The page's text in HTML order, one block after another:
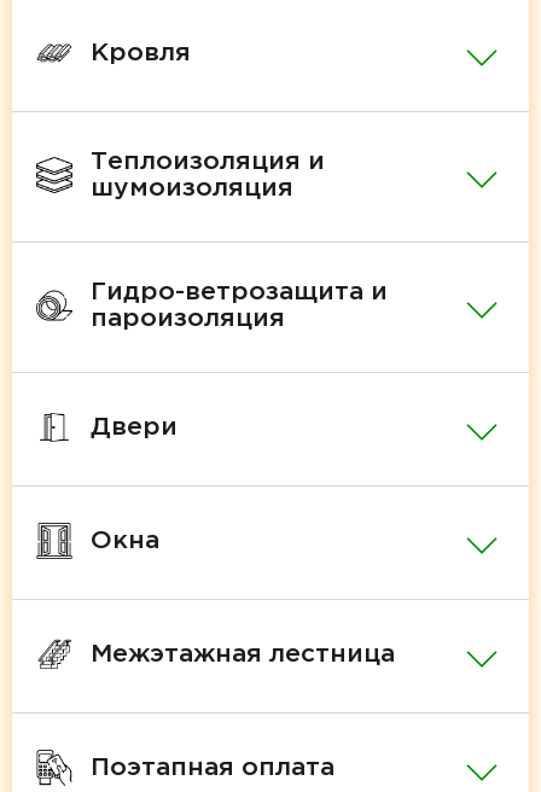
Кровля
Теплоизоляция и
шумоизоляция
Гидро-ветрозащита и
пароизоляция
Двери
Окна
Межэтажная лестница
Поэтапная оплата